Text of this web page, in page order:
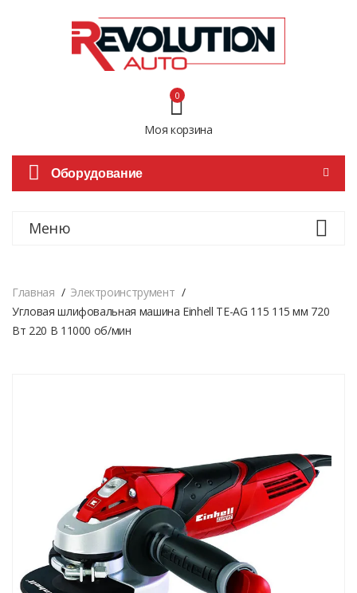
Моя корзина
0
Оборудование
Меню
Главная
Электроинструмент
Угловая шлифовальная машина Einhell TE-AG 115 115 мм 720
Вт 220 В 11000 об/мин